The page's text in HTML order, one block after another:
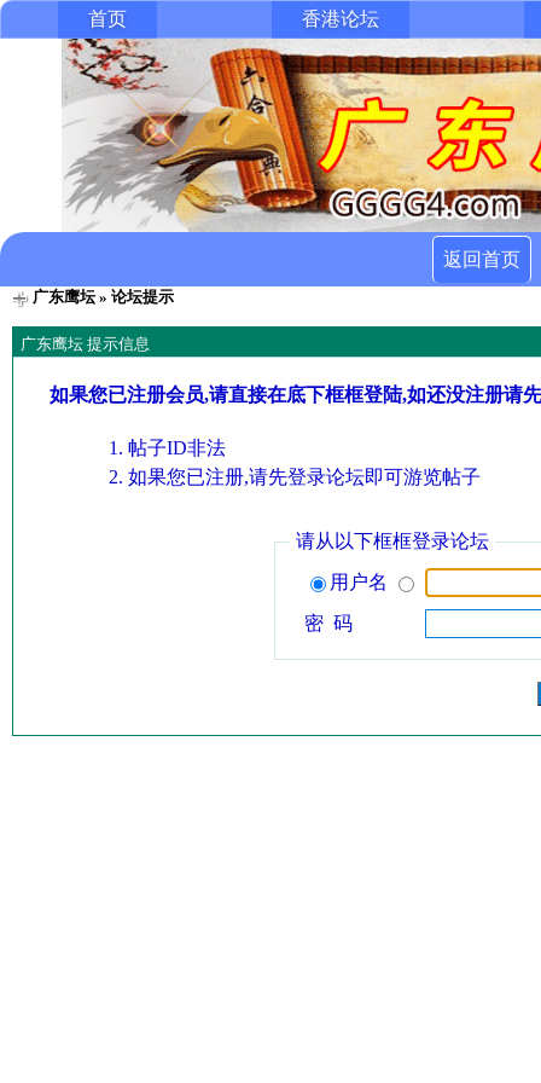
首页 香港论坛
返回首页
广东鹰坛» 论坛提示
广东鹰坛 提示信息
如果您已注册会员,请直接在底下框框登陆,如还没注册请
帖子ID非法
如果您已注册,请先登录论坛即可游览帖子
请从以下框框登录论坛
用户名
密 码